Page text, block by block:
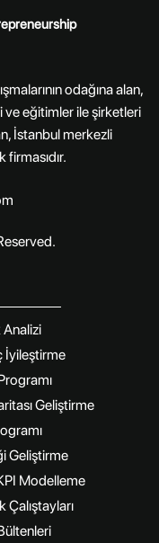
odağına alan,
ve eğitimler ile şirketleri
İstanbul merkezli
firmasıdır.
İyileştirme
Geliştirme
Geliştirme
Modelleme
Çalıştayları